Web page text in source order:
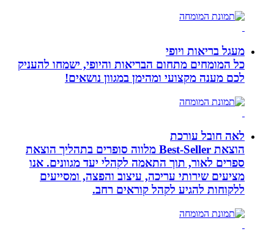
מעגל בריאות ויופי
כל המומחים מתחום הבריאות והיופי, ישמחו להעניק
לכם מענה מקצועי ומהימן במגוון נושאים!
לאה חובל עורכת
הוצאת Best-Seller מלווה סופרים בתהליך הוצאת
ספרים לאור, תוך התאמה לקהלי יעד מגוונים. אנו
מציעים שירותי עריכה, עיצוב והפצה, ומסייעים
ללקוחות להגיע לקהל קוראים רחב.